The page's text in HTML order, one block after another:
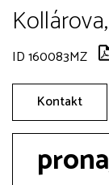
ID 160083MZ
Kontakt